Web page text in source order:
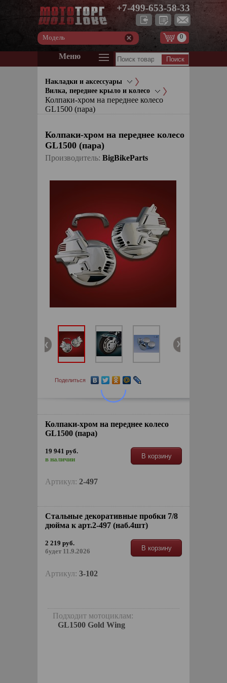
+7-499-653-58-33
Модель 0
Меню
Накладки и аксессуары
Вилка, переднее крыло и колесо
Колпаки-хром на переднее колесо
GL1500 (пара)
Колпаки-хром на переднее колесо
GL1500 (пара)
Производитель: BigBikeParts
Поделиться
Колпаки-хром на переднее колесо
GL1500 (пара)
19 941 руб.
в наличии
В корзину
Артикул: 2-497
Стальные декоративные пробки 7/8
дюйма к арт.2-497 (наб.4шт)
2 219 руб.
будет 11.9.2026
В корзину
Артикул: 3-102
Подходит мотоциклам:
GL1500 Gold Wing